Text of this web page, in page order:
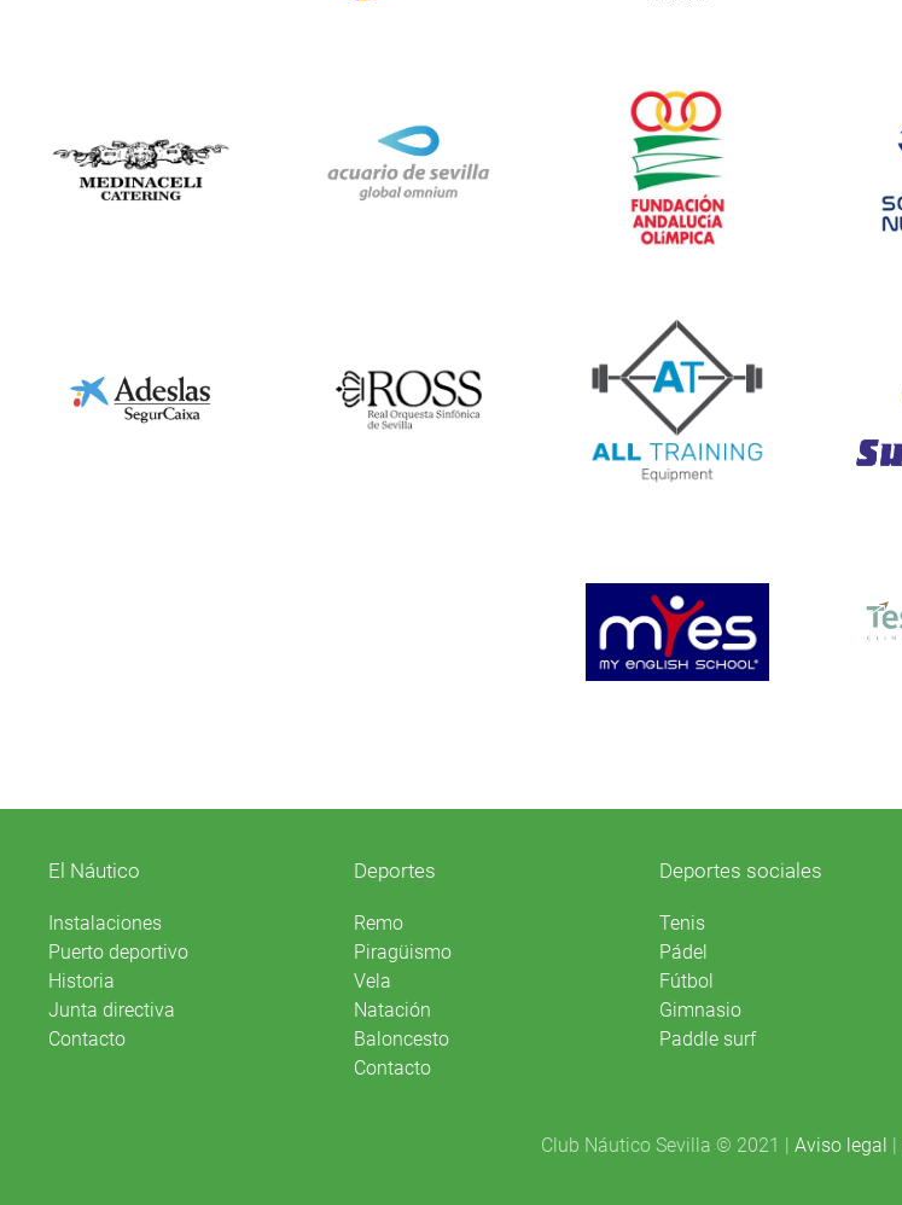
El Náutico
Instalaciones
Puerto deportivo
Historia
Junta directiva
Contacto
Deportes
Remo
Piragüismo
Vela
Natación
Baloncesto
Contacto
Deportes sociales
Tenis
Pádel
Fútbol
Gimnasio
Paddle surf
Club Náutico Sevilla © 2021 | Aviso legal |